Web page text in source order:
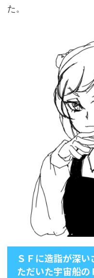
た。
ＳＦに造詣が深
ただいた宇宙船の